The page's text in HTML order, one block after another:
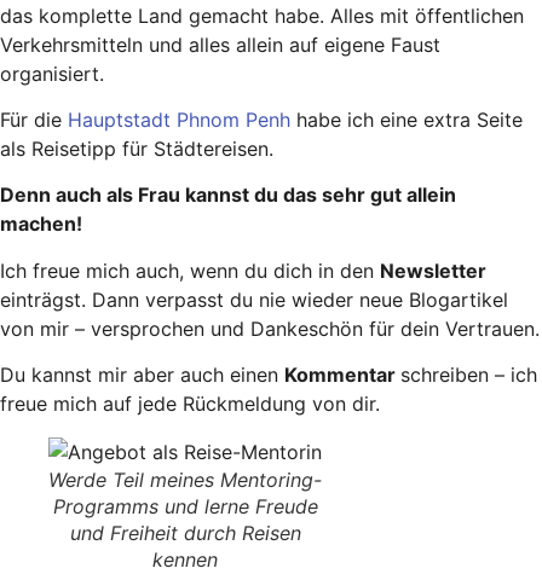
das komplette Land gemacht habe. Alles mit öffentlichen
Verkehrsmitteln und alles allein auf eigene Faust
organisiert.
Für die Hauptstadt Phnom Penh habe ich eine extra Seite
als Reisetipp für Städtereisen.
Denn auch als Frau kannst du das sehr gut allein
machen!
Ich freue mich auch, wenn du dich in den Newsletter
einträgst. Dann verpasst du nie wieder neue Blogartikel
von mir – versprochen und Dankeschön für dein Vertrauen.
Du kannst mir aber auch einen Kommentar schreiben – ich
freue mich auf jede Rückmeldung von dir.
Werde Teil meines Mentoring-
Programms und lerne Freude
und Freiheit durch Reisen
kennen